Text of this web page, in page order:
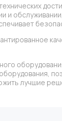
и
лучшие